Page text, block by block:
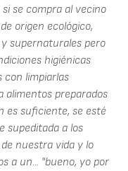
se compra al vecino
origen ecológico,
supernaturales pero
higiénicas
con limpiarlas
alimentos preparados
es suficiente, se esté
supeditada a los
nuestra vida y lo
a un... "bueno, yo por